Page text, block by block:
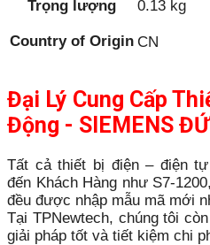
Trọng lượng 0.13 kg
Country of Origin CN
Đại Lý Cung Cấp
Động - SIEMENS
Tất cả thiết bị điện – điện
đến Khách Hàng như S7-
đều được nhập mẫu mã mới
Tại TPNewtech, chúng tôi
giải pháp tốt và tiết kiệm chi